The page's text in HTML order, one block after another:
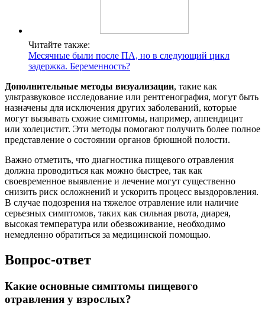
Читайте также:
Месячные были после ПА, но в следующий цикл
задержка. Беременность?
Дополнительные методы визуализации, такие как
ультразвуковое исследование или рентгенография, могут быть
назначены для исключения других заболеваний, которые
могут вызывать схожие симптомы, например, аппендицит
или холецистит. Эти методы помогают получить более полное
представление о состоянии органов брюшной полости.
Важно отметить, что диагностика пищевого отравления
должна проводиться как можно быстрее, так как
своевременное выявление и лечение могут существенно
снизить риск осложнений и ускорить процесс выздоровления.
В случае подозрения на тяжелое отравление или наличие
серьезных симптомов, таких как сильная рвота, диарея,
высокая температура или обезвоживание, необходимо
немедленно обратиться за медицинской помощью.
Вопрос-ответ
Какие основные симптомы пищевого
отравления у взрослых?